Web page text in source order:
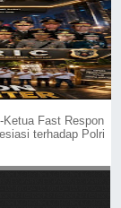
Ketua Fast Respon
terhadap Polri